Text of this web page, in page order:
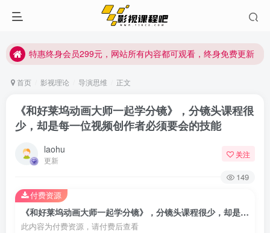
特惠终身会员299元，网站所有内容都可观看，终身免费更新
特惠终身会员299元，网站所有内容都可观看，终身免费更新
首页 影视理论 导演思维 正文
《和好莱坞动画大师一起学分镜》，分镜头课程很
少，却是每一位视频创作者必须要会的技能
laohu
更新
关注
149
《和好莱坞动画大师一起学分镜》，分镜头课程很少，却是每一位视频创作者必须要会的技能
此内容为付费资源，请付费后查看
付费资源